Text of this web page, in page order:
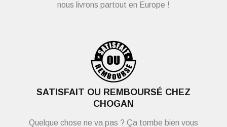
nous livrons partout en Europe !
SATISFAIT OU REMBOURSÉ CHEZ
CHOGAN
Quelque chose ne va pas ? Ça tombe bien vous